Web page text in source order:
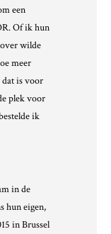
een
Of ik hun
wilde
meer
dat is voor
plek voor
ik
in de
hun eigen,
in Brussel